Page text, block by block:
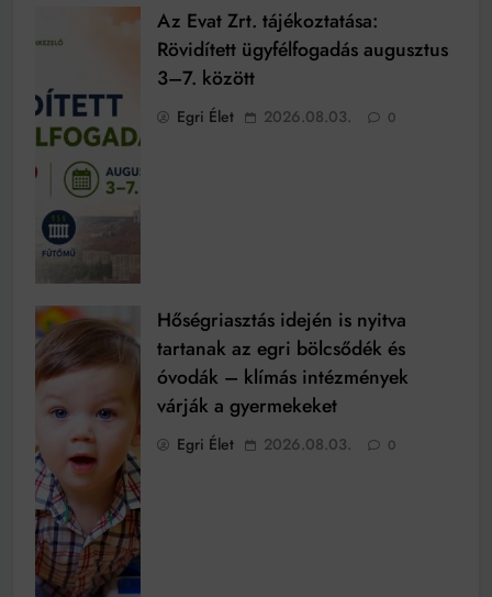
Az Evat Zrt. tájékoztatása:
Rövidített ügyfélfogadás augusztus
3–7. között
Egri Élet 2026.08.03. 0
Hőségriasztás idején is nyitva
tartanak az egri bölcsődék és
óvodák – klímás intézmények
várják a gyermekeket
Egri Élet 2026.08.03. 0